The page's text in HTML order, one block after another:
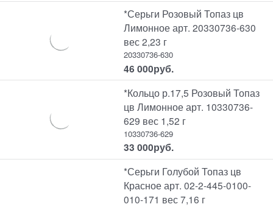
*Серьги Розовый Топаз цв
Лимонное арт. 20330736-630
вес 2,23 г
20330736-630
46 000руб.
*Кольцо р.17,5 Розовый Топаз
цв Лимонное арт. 10330736-
629 вес 1,52 г
10330736-629
33 000руб.
*Серьги Голубой Топаз цв
Красное арт. 02-2-445-0100-
010-171 вес 7,16 г